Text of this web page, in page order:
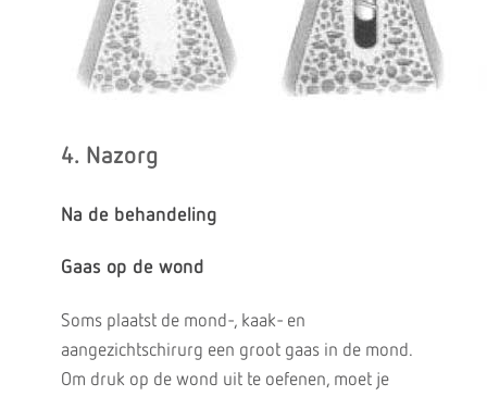
4. Nazorg
Na de behandeling
Gaas op de wond
Soms plaatst de mond-, kaak- en
aangezichtschirurg een groot gaas in de mond.
Om druk op de wond uit te oefenen, moet je